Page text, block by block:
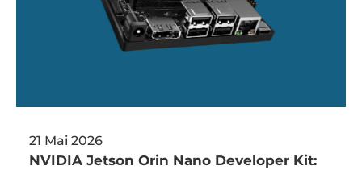
21 Mai 2026
NVIDIA Jetson Orin Nano Developer Kit: